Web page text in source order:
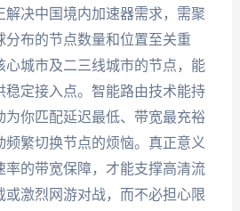
解决中国境内加速器需求，需聚
分布的节点数量和位置至关重
心城市及二三线城市的节点，能
稳定接入点。智能路由技术能持
为你匹配延迟最低、带宽最充裕
频繁切换节点的烦恼。真正意义
率的带宽保障，才能支撑高清流
或激烈网游对战，而不必担心限